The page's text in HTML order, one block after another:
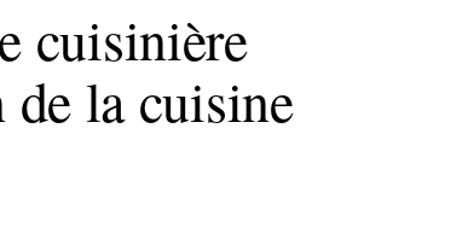
cuisinière
de la cuisine